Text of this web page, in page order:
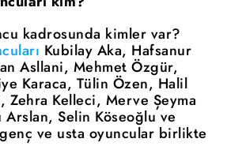
kadrosunda kimler var?
Kubilay Aka, Hafsanur
Asllani, Mehmet Özgür,
Karaca, Tülin Özen, Halil
Zehra Kelleci, Merve Şeyma
Selin Köseoğlu ve
ve usta oyuncular birlikte